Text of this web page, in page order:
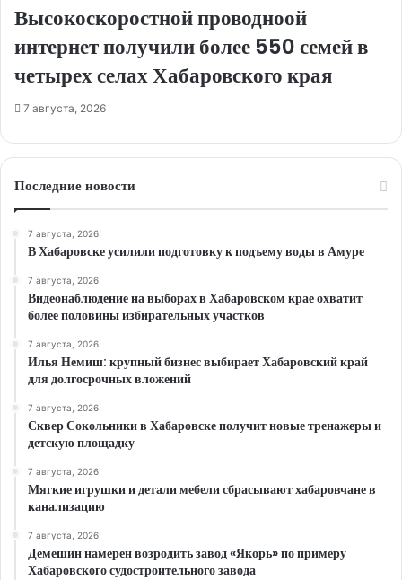
Высокоскоростной проводноой
интернет получили более 550 семей в
четырех селах Хабаровского края
7 августа, 2026
Последние новости
7 августа, 2026
В Хабаровске усилили подготовку к подъему воды в Амуре
7 августа, 2026
Видеонаблюдение на выборах в Хабаровском крае охватит
более половины избирательных участков
7 августа, 2026
Илья Немиш: крупный бизнес выбирает Хабаровский край
для долгосрочных вложений
7 августа, 2026
Сквер Сокольники в Хабаровске получит новые тренажеры и
детскую площадку
7 августа, 2026
Мягкие игрушки и детали мебели сбрасывают хабаровчане в
канализацию
7 августа, 2026
Демешин намерен возродить завод «Якорь» по примеру
Хабаровского судостроительного завода